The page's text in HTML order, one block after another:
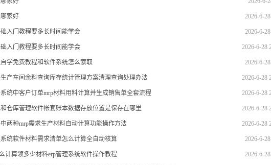
家好 2026-6-
入门教程要多长时间能学会 2026-6-
入门教程要多长时间能学会 2026-6-28
学免费教程和软件系统怎么索取 2026-6-
产车间余料查询库存统计管理方案清理查询处理办法 2026-6-28
统中客户订单mrp材料用料计算并生成销售单全套流程 2026-6-28
仓库管理软件帐套账本数据存放位置是保存在哪里 2026-6-28
两种mrp需求生产材料自动计算功能操作方法 2026-6-28
统软件材料需求清单怎么计算全自动核算 2026-6-
计算领多少材料erp管理系统软件操作教程 2026-6-